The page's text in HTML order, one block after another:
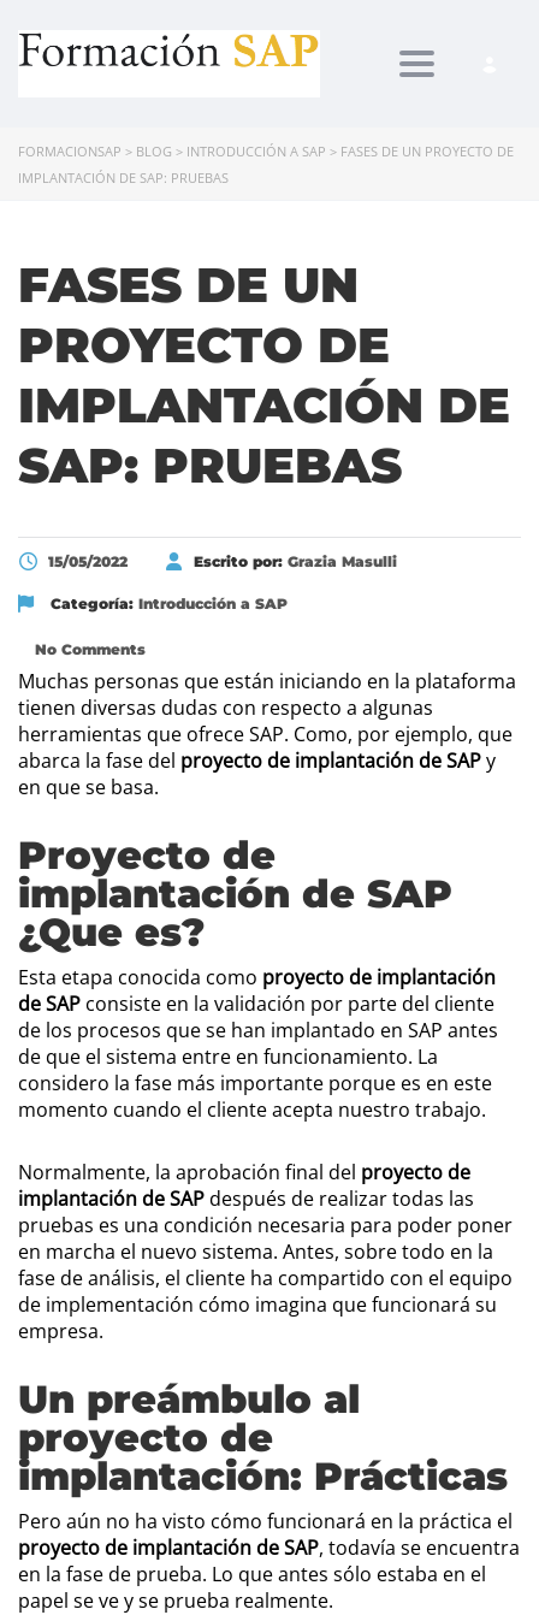
Toggle
FORMACIONSAP > BLOG > INTRODUCCIÓN A SAP > FASES DE UN PROYECTO DE
IMPLANTACIÓN DE SAP: PRUEBAS
FASES DE UN
PROYECTO DE
IMPLANTACIÓN DE
SAP: PRUEBAS
15/05/2022 Escrito por: Grazia Masulli
Categoría: Introducción a SAP
No Comments
Muchas personas que están iniciando en la plataforma
tienen diversas dudas con respecto a algunas
herramientas que ofrece SAP. Como, por ejemplo, que
abarca la fase del proyecto de implantación de SAPy
en que se basa.
Proyecto de
implantación de SAP
¿Que es?
Esta etapa conocida como proyecto de implantación
de SAP consiste en la validación por parte del cliente
de los procesos que se han implantado en SAP antes
de que el sistema entre en funcionamiento. La
considero la fase más importante porque es en este
momento cuando el cliente acepta nuestro trabajo.
Normalmente, la aprobación final del proyecto de
implantación de SAPdespués de realizar todas las
pruebas es una condición necesaria para poder poner
en marcha el nuevo sistema. Antes, sobre todo en la
fase de análisis, el cliente ha compartido con el equipo
de implementación cómo imagina que funcionará su
empresa.
Un preámbulo al
proyecto de
implantación: Prácticas
Pero aún no ha visto cómo funcionará en la práctica el
proyecto de implantación de SAP, todavía se encuentra
en la fase de prueba. Lo que antes sólo estaba en el
papel se ve y se prueba realmente.